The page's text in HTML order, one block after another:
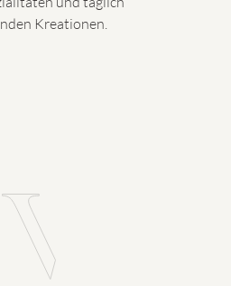
Kreationen.